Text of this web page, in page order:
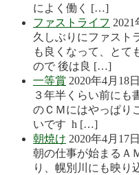
によく働く […]
ファストライフ 2021
久しぶりにファスト
も良くなって、とて
ので 後は良 […]
一等賞 2020年4月18日
３年半くらい前にも
のＣＭにはやっぱり
いです h […]
朝焼け 2020年4月17日
朝の仕事が始まるＡ
り、幌別川にも映り